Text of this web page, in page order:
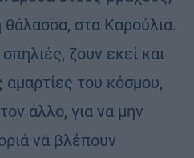
στα Καρούλια.
ζουν εκεί και
αμαρτίες του κόσμου,
άλλο, για να μην
να βλέπουν